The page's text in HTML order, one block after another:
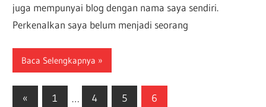
juga mempunyai blog dengan nama saya sendiri.
Perkenalkan saya belum menjadi seorang
Baca Selengkapnya
Posts
« Previous
1 … 4 5 6